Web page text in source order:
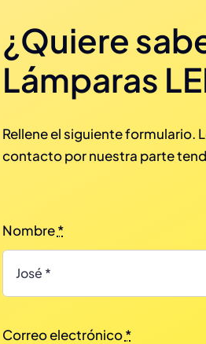
¿Quiere
Lámparas
Rellene el siguiente formulario.
contacto por nuestra parte
Nombre*
Correo electrónico*